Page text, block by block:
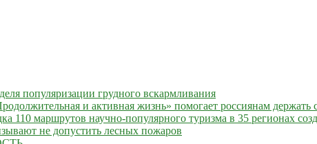
популяризации грудного вскармливания
и активная жизнь» помогает россиянам держать
110 маршрутов научно-популярного туризма в 35 регионах
не допустить лесных пожаров